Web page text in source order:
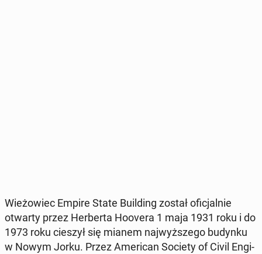
Wie­żo­wiec Empire State Bu­il­ding został ofi­cjal­nie
otwarty przez Her­ber­ta Hoovera 1 maja 1931 roku i do
1973 roku cieszył się mianem naj­wyż­sze­go budynku
w Nowym Jorku. Przez Ame­ri­can Society of Civil En­gi­